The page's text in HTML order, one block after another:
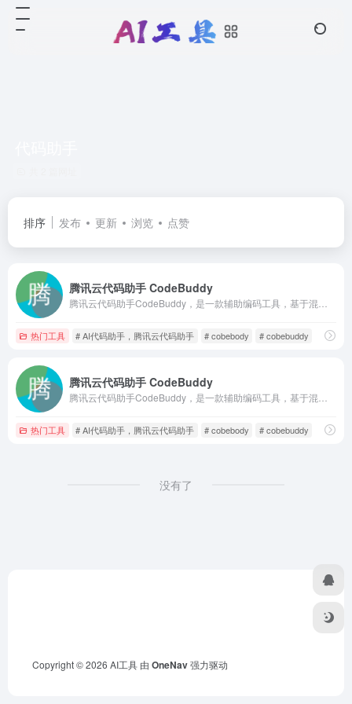
排序 发布 更新 浏览 点赞
腾讯云代码助手 CodeBuddy
热门工具 # AI代码助手，腾讯云代码助手 # cobebody # cobebuddy
腾讯云代码助手 CodeBuddy
热门工具 # AI代码助手，腾讯云代码助手 # cobebody # cobebuddy
没有了
Copyright © 2026 AI工具 由 OneNav强力驱动